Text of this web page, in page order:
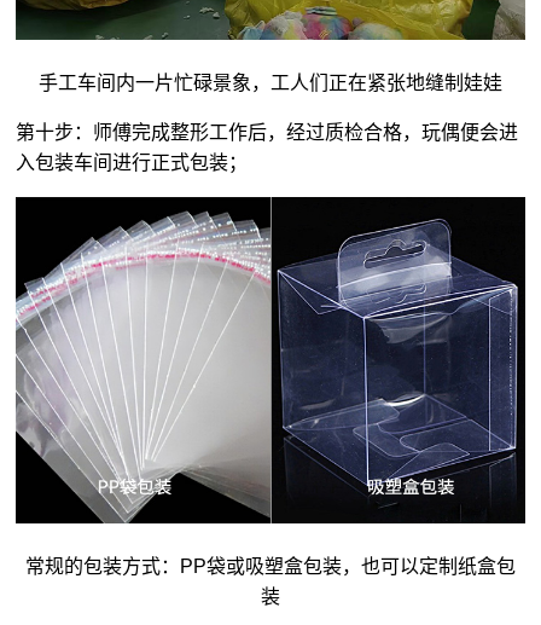
手工车间内一片忙碌景象，工人们正在紧张地缝制娃娃
第十步：师傅完成整形工作后，经过质检合格，玩偶便会进
入包装车间进行正式包装；
常规的包装方式：PP袋或吸塑盒包装，也可以定制纸盒包
装